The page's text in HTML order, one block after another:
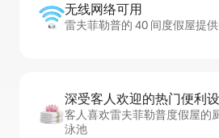
无线网络可用
雷夫菲勒普的 40 间度假屋提
深受客人欢迎的热门便利
客人喜欢雷夫菲勒普度假屋的
泳池